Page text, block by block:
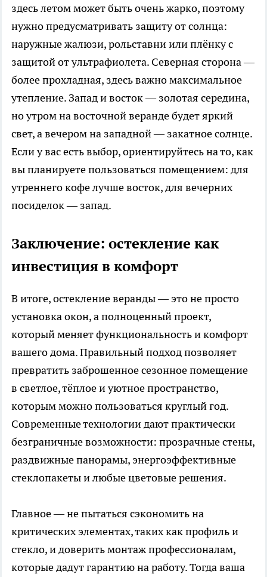
здесь летом может быть очень жарко, поэтому
нужно предусматривать защиту от солнца:
наружные жалюзи, рольставни или плёнку с
защитой от ультрафиолета. Северная сторона —
более прохладная, здесь важно максимальное
утепление. Запад и восток — золотая середина,
но утром на восточной веранде будет яркий
свет, а вечером на западной — закатное солнце.
Если у вас есть выбор, ориентируйтесь на то, как
вы планируете пользоваться помещением: для
утреннего кофе лучше восток, для вечерних
посиделок — запад.
Заключение: остекление как
инвестиция в комфорт
В итоге, остекление веранды — это не просто
установка окон, а полноценный проект,
который меняет функциональность и комфорт
вашего дома. Правильный подход позволяет
превратить заброшенное сезонное помещение
в светлое, тёплое и уютное пространство,
которым можно пользоваться круглый год.
Современные технологии дают практически
безграничные возможности: прозрачные стены,
раздвижные панорамы, энергоэффективные
стеклопакеты и любые цветовые решения.
Главное — не пытаться сэкономить на
критических элементах, таких как профиль и
стекло, и доверить монтаж профессионалам,
которые дадут гарантию на работу. Тогда ваша